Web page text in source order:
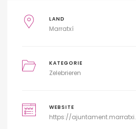
LAND
Marratxí
KATEGORIE
Zelebrieren
WEBSITE
https://